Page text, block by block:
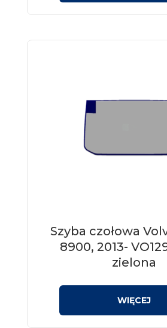
Szyba czołowa
8900, 2013-
zielona